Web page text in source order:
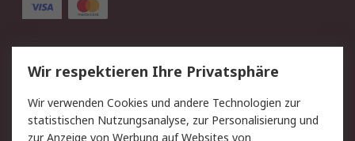
Service
Value Added Services
Lieferlösungen
Rücksendungen
Kontakt
Hilfe
Privatkunden
Wir respektieren Ihre Privatsphäre
Wir verwenden Cookies und andere Technologien zur
statistischen Nutzungsanalyse, zur Personalisierung und
zur Anzeige von Werbung auf Websites von